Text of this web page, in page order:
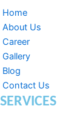
Home
About Us
Career
Gallery
Blog
Contact Us
SERVICES